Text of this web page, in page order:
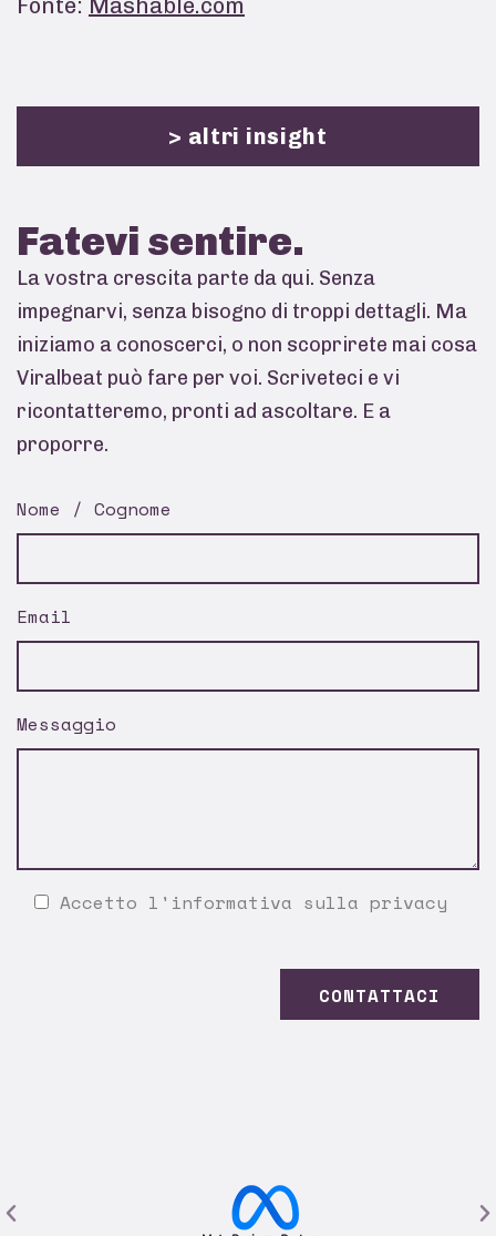
Fonte: Mashable.com
> altri insight
Fatevi sentire.
La vostra crescita parte da qui. Senza
impegnarvi, senza bisogno di troppi dettagli. Ma
iniziamo a conoscerci, o non scoprirete mai cosa
Viralbeat può fare per voi. Scriveteci e vi
ricontatteremo, pronti ad ascoltare. E a
proporre.
Nome / Cognome
Email
Messaggio
Accetto l' informativa sulla privacy